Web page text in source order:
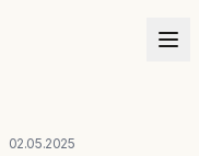
02.05.2025